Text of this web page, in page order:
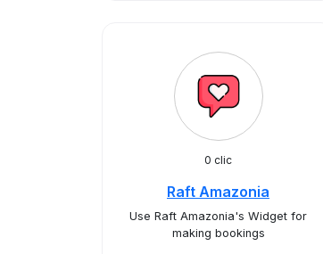
0 clic
Raft Amazonia
Use Raft Amazonia's Widget for
making bookings